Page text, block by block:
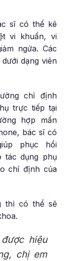
sĩ có thể kê
vi khuẩn, vi
ngứa. Các
dạng viên
chỉ định
trực tiếp tại
hợp mẩn
bác sĩ có
phục hồi
tác dụng phụ
chỉ định của
thì có thể sẽ
hiệu
chị em